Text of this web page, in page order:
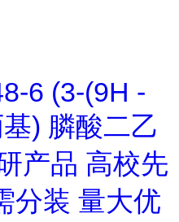
6 (3-(9H -
) 膦酸二乙
产品 高校先
分装 量大优